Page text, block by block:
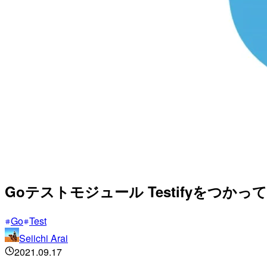
Goテストモジュール Testifyをつかっ
Go Test
Seiichi Arai
2021.09.17